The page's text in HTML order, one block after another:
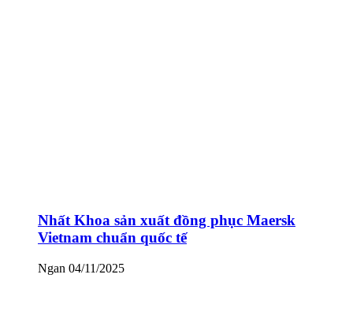
Nhất Khoa sản xuất đồng phục Maersk
Vietnam chuẩn quốc tế
Ngan 04/11/2025